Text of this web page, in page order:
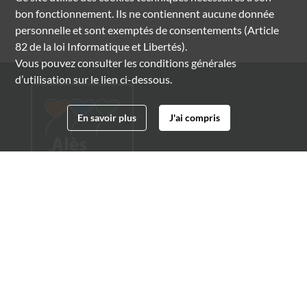
bon fonctionnement. Ils ne contiennent aucune donnée
personnelle et sont exemptés de consentements (Article
82 de la loi Informatique et Libertés).
Vous pouvez consulter les conditions générales
d’utilisation sur le lien ci-dessous.
En savoir plus J'ai compris